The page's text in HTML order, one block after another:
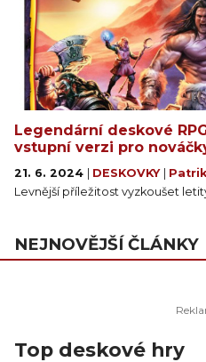
Legendární deskové
vstupní verzi pro
21. 6. 2024 DESKOVKY
Levnější příležitost vyzkoušet
NEJNOVĚJŠÍ ČLÁNKY
Top deskové hry